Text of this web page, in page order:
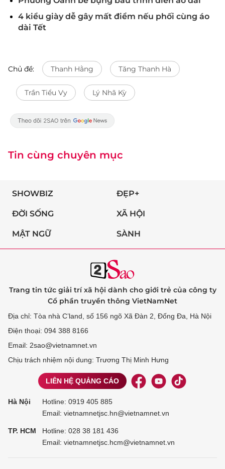
4 kiểu giày dễ gây mất điểm nếu phối cùng áo
dài Tết
Chủ đề: Thanh Hằng Tăng Thanh Hà
Trần Tiểu Vy Lý Nhã Kỳ
Tin cùng chuyên mục
SHOWBIZ ĐẸP+
ĐỜI SỐNG XÃ HỘI
MẬT NGỮ SÀNH
Trang tin tức giải trí xã hội dành cho giới trẻ của công ty
Cổ phần truyền thông VietNamNet
Địa chỉ: Tòa nhà C’land, số 156 ngõ Xã Đàn 2, Đống Đa, Hà Nội
Điện thoại: 094 388 8166
Email: 2sao@vietnamnet.vn
Chịu trách nhiệm nội dung: Trương Thị Minh Hưng
LIÊN HỆ QUẢNG CÁO
Hà Nội Hotline: 0919 405 885
Email: vietnamnetjsc.hn@vietnamnet.vn
TP. HCM Hotline: 028 38 181 436
Email: vietnamnetjsc.hcm@vietnamnet.vn